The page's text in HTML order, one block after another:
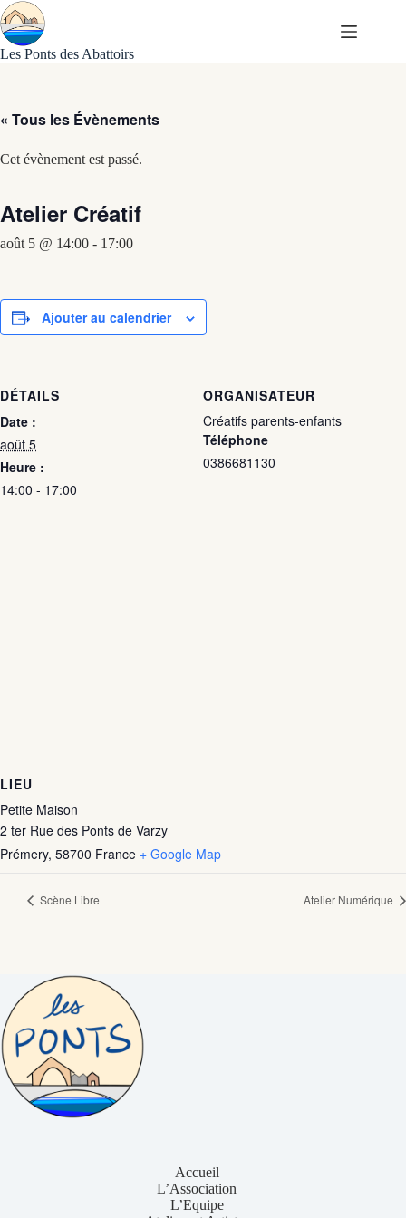
Passer
au
contenu
Les Ponts des Abattoirs
« Tous les Évènements
Cet évènement est passé.
Atelier Créatif
août 5 @ 14:00 - 17:00
Ajouter au calendrier
DÉTAILS
Date :
août 5
Heure :
14:00 - 17:00
ORGANISATEUR
Créatifs parents-enfants
Téléphone
0386681130
LIEU
Petite Maison
2 ter Rue des Ponts de Varzy
Prémery, 58700 France + Google Map
Scène Libre Atelier Numérique
Accueil
L’Association
L’Equipe